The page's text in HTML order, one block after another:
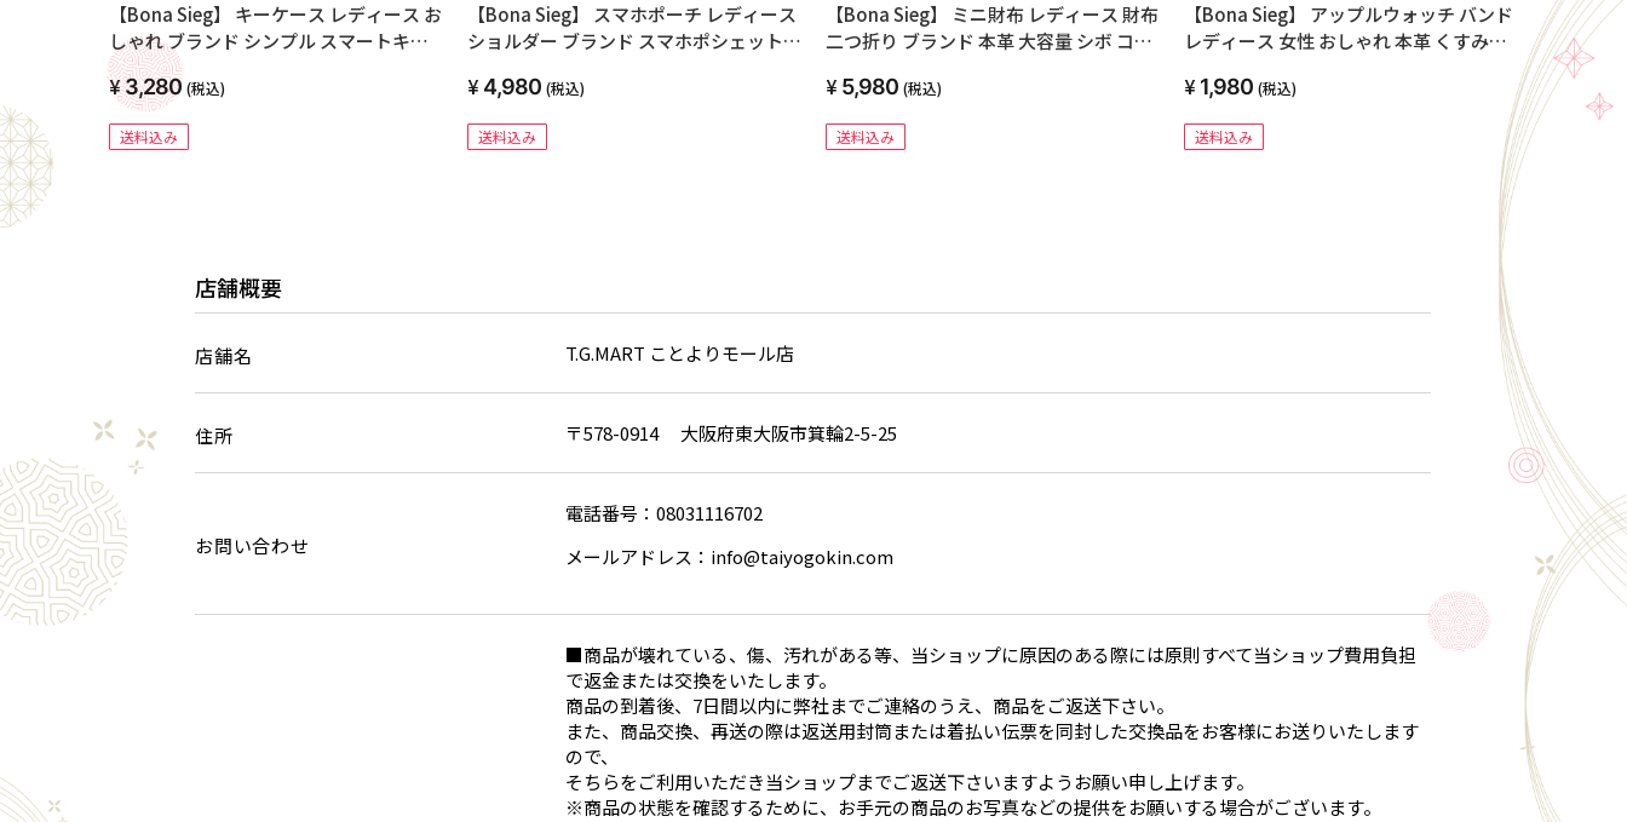
【Bona Sieg】 キーケース レディース お
しゃれ ブランド シンプル スマートキー 2
個収納 本革 スマートキーケース 2個 シボ
加工 カードケース かわいい くすみカラ
ー 高級 メンズ 車 鍵 6連 通勤 通学 トヨタ
日産 ホンダ プリウス スズキ
3,280 (税込)
送料込み
【Bona Sieg】 スマホポーチ レディース
ショルダー ブランド スマホポシェット
れ 財布 ポーチ サコッシュ 革 レザー お札
入れ 仕事用 通勤 通学 くすみカラー 大人
肩掛け 斜めがけ 縦型 2台収納
4,980 (税込)
送料込み
【Bona Sieg】 ミニ財布 レディース 財布
二つ折り ブランド 本革 大容量 シボ コン
れ カード入れ 多い カードケース じゃば
ら 革 レザー おしゃれ かわいい メンズ く
すみカラー スキミング防止 小さめ 大人
5,980 (税込)
送料込み
【Bona Sieg】 アップルウォッチ バンド
レディース 女性 おしゃれ 本革 くすみカ
series 9 8 7 6 5 4 3 SE SE2 第2世代 ベル
ト ブランド 革 レザー 40mm 41mm
38mm 全機種対応 高級 メンズ かわいい
1,980 (税込)
送料込み
店舗概要
店舗名 T.G.MART ことよりモール店
住所 〒578-0914 大阪府東大阪市箕輪2-5-25
お問い合わせ
電話番号：08031116702
メールアドレス：info@taiyogokin.com
■商品が壊れている、傷、汚れがある等、当ショップに原因のある際には原則すべて当ショップ費用負担
で返金または交換をいたします。
商品の到着後、7日間以内に弊社までご連絡のうえ、商品をご返送下さい。
また、商品交換、再送の際は返送用封筒または着払い伝票を同封した交換品をお客様にお送りいたします
ので、
そちらをご利用いただき当ショップまでご返送下さいますようお願い申し上げます。
※商品の状態を確認するために、お手元の商品のお写真などの提供をお願いする場合がございます。